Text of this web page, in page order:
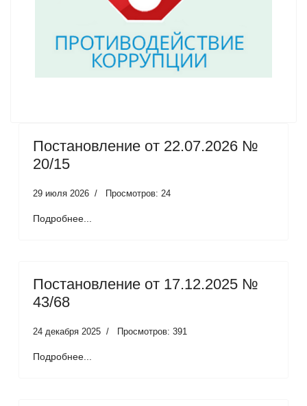
Постановление от 22.07.2026 №
20/15
29 июля 2026 Просмотров: 24
Подробнее...
Постановление от 17.12.2025 №
43/68
24 декабря 2025 Просмотров: 391
Подробнее...